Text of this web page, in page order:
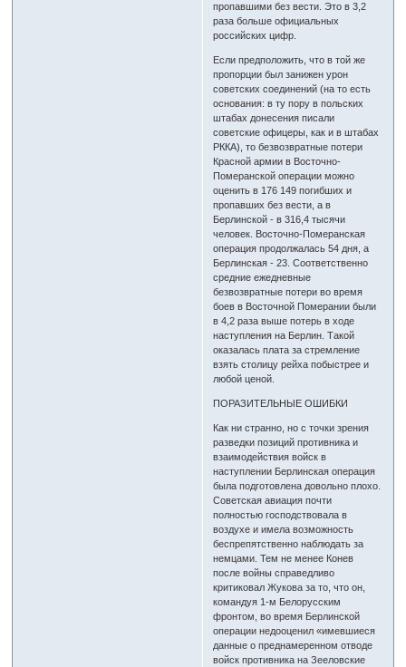
пропавшими без вести. Это в 3,2
раза больше официальных
российских цифр.
Если предположить, что в той же
пропорции был занижен урон
советских соединений (на то есть
основания: в ту пору в польских
штабах донесения писали
советские офицеры, как и в штабах
РККА), то безвозвратные потери
Красной армии в Восточно-
Померанской операции можно
оценить в 176 149 погибших и
пропавших без вести, а в
Берлинской - в 316,4 тысячи
человек. Восточно-Померанская
операция продолжалась 54 дня, а
Берлинская - 23. Соответственно
средние ежедневные
безвозвратные потери во время
боев в Восточной Померании были
в 4,2 раза выше потерь в ходе
наступления на Берлин. Такой
оказалась плата за стремление
взять столицу рейха побыстрее и
любой ценой.
ПОРАЗИТЕЛЬНЫЕ ОШИБКИ
Как ни странно, но с точки зрения
разведки позиций противника и
взаимодействия войск в
наступлении Берлинская операция
была подготовлена довольно плохо.
Советская авиация почти
полностью господствовала в
воздухе и имела возможность
беспрепятственно наблюдать за
немцами. Тем не менее Конев
после войны справедливо
критиковал Жукова за то, что он,
командуя 1-м Белорусским
фронтом, во время Берлинской
операции недооценил «имевшиеся
данные о преднамеренном отводе
войск противника на Зееловские